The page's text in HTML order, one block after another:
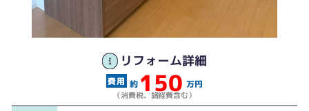
リフォーム詳細
約 150 万円
（消費税、諸経費含む）